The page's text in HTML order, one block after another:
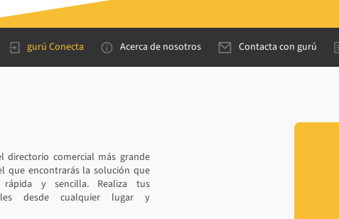
gurú Conecta Acerca de nosotros Contacta con gurú
directorio comercial más grande
que encontrarás la solución que
y sencilla. Realiza tus
desde cualquier lugar y